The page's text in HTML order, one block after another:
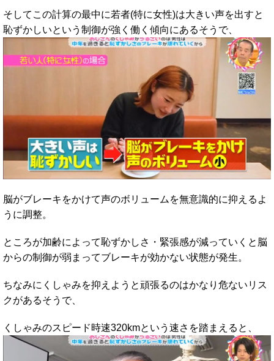
そしてこの計算の最中に若者(特に女性)は大きい声を出すと
恥ずかしいという制御が強く働く傾向にあるそうで、
脳がブレーキをかけて声のボリュームを無意識的に抑えるよ
うに調整。
ところが加齢によって恥ずかしさ・緊張感が減っていくと脳
からの制御が弱まってブレーキが効かない状態が発生。
ちなみにくしゃみを抑えようと頑張るのはかなり危ないリス
クがあるそうで、
くしゃみのスピード時速320kmという速さを踏まえると、